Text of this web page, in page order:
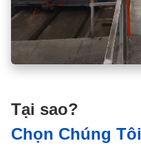
Tại sao?
Chọn Chúng Tôi